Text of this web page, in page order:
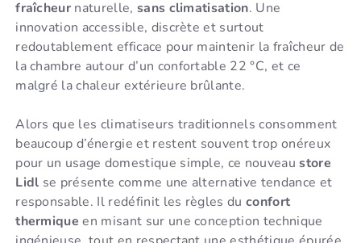
fraîcheur naturelle, sans climatisation. Une
innovation accessible, discrète et surtout
redoutablement efficace pour maintenir la fraîcheur de
la chambre autour d’un confortable 22 °C, et ce
malgré la chaleur extérieure brûlante.
Alors que les climatiseurs traditionnels consomment
beaucoup d’énergie et restent souvent trop onéreux
pour un usage domestique simple, ce nouveaustore
Lidl se présente comme une alternative tendance et
responsable. Il redéfinit les règles du confort
thermique en misant sur une conception technique